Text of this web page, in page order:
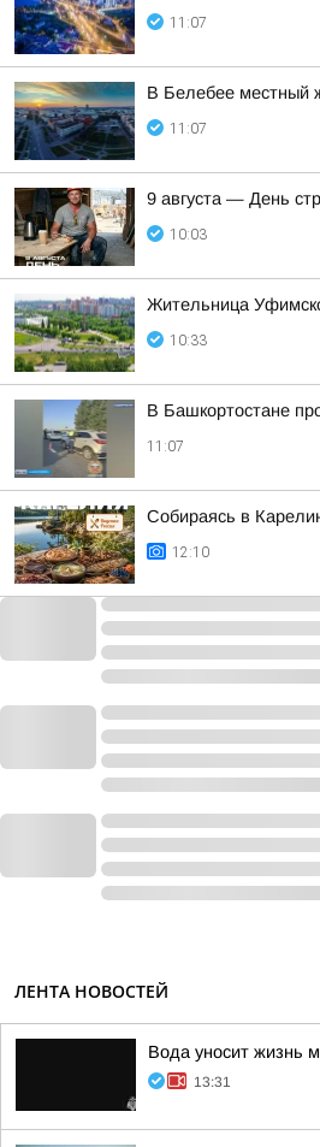
11:07
В Белебее местный
11:07
9 августа — День
10:03
Жительница
10:33
В Башкортостане
11:07
Собираясь в
12:10
ЛЕНТА НОВОСТЕЙ
Вода уносит жизнь
13:31